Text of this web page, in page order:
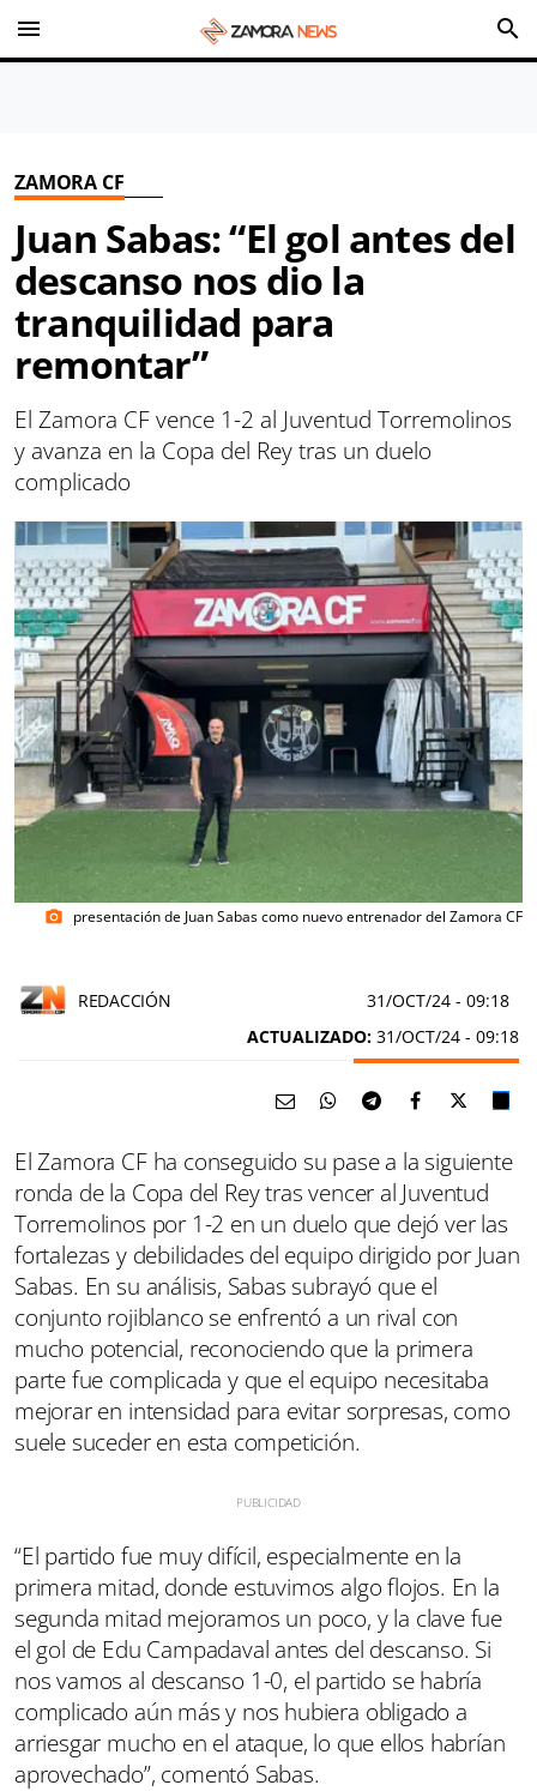
menu search
ZAMORA CF
Juan Sabas: “El gol antes del
descanso nos dio la
tranquilidad para
remontar”
El Zamora CF vence 1-2 al Juventud Torremolinos
y avanza en la Copa del Rey tras un duelo
complicado
photo_camera presentación de Juan Sabas como nuevo entrenador del Zamora CF
REDACCIÓN 31/OCT/24 - 09:18
ACTUALIZADO: 31/OCT/24 - 09:18
El Zamora CF ha conseguido su pase a la siguiente
ronda de la Copa del Rey tras vencer al Juventud
Torremolinos por 1-2 en un duelo que dejó ver las
fortalezas y debilidades del equipo dirigido por Juan
Sabas. En su análisis, Sabas subrayó que el
conjunto rojiblanco se enfrentó a un rival con
mucho potencial, reconociendo que la primera
parte fue complicada y que el equipo necesitaba
mejorar en intensidad para evitar sorpresas, como
suele suceder en esta competición.
“El partido fue muy difícil, especialmente en la
primera mitad, donde estuvimos algo flojos. En la
segunda mitad mejoramos un poco, y la clave fue
el gol de Edu Campadaval antes del descanso. Si
nos vamos al descanso 1-0, el partido se habría
complicado aún más y nos hubiera obligado a
arriesgar mucho en el ataque, lo que ellos habrían
aprovechado”, comentó Sabas.